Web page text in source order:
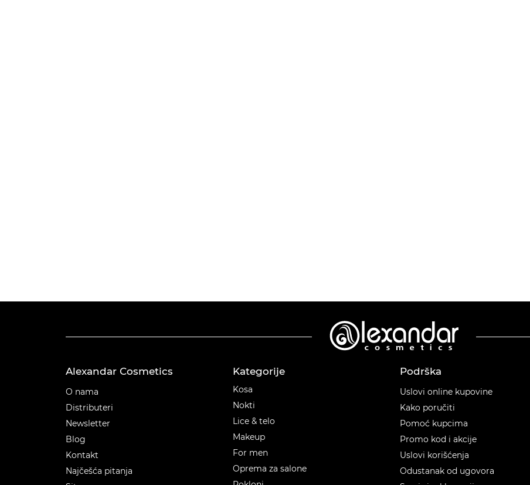
Alexandar Cosmetics
O nama
Distributeri
Newsletter
Blog
Kontakt
Najčešća pitanja
Kategorije
Kosa
Nokti
Lice & telo
Makeup
For men
Oprema za salone
Podrška
Uslovi online kupovine
Kako poručiti
Pomoć kupcima
Promo kod i akcije
Uslovi korišćenja
Odustanak od ugovora